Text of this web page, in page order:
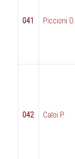
041 Piccioni O.
042 Caloi P.